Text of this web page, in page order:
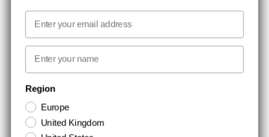
KONTAKT
MEDIA
NYHEDSBREV TILMELDING
Hold dig opdateret med gode tilbud og produktnyheder. Din e-mail
opbevares sikkert og du kan til enhver tid
Email
First name
Region
Europe
United Kingdom